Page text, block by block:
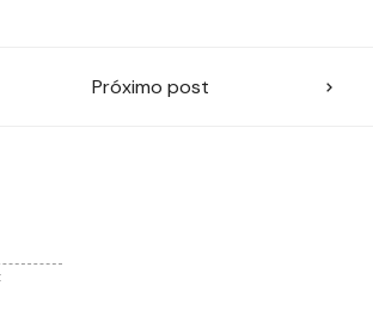
Próximo post